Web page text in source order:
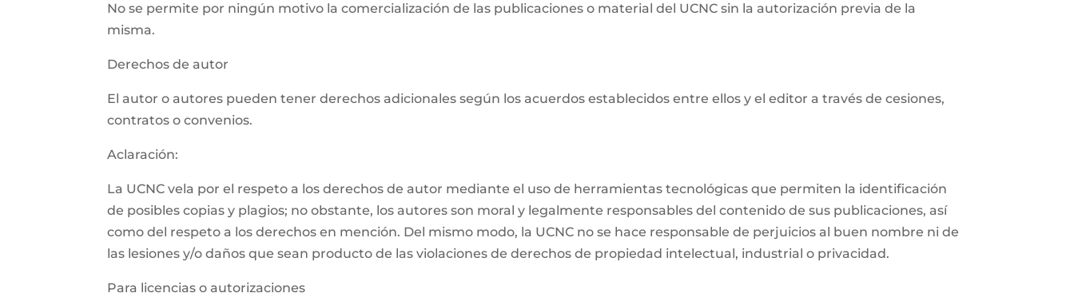
No se permite por ningún motivo la comercialización de las publicaciones o material del UCNC sin la autorización previa de la
misma.
Derechos de autor
El autor o autores pueden tener derechos adicionales según los acuerdos establecidos entre ellos y el editor a través de cesiones,
contratos o convenios.
Aclaración:
La UCNC vela por el respeto a los derechos de autor mediante el uso de herramientas tecnológicas que permiten la identificación
de posibles copias y plagios; no obstante, los autores son moral y legalmente responsables del contenido de sus publicaciones, así
como del respeto a los derechos en mención. Del mismo modo, la UCNC no se hace responsable de perjuicios al buen nombre ni de
las lesiones y/o daños que sean producto de las violaciones de derechos de propiedad intelectual, industrial o privacidad.
Para licencias o autorizaciones